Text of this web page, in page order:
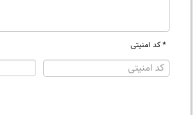
* کد امنیتی